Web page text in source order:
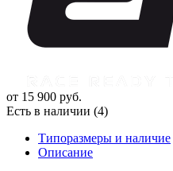
от 15 900 руб.
Есть в наличии (4)
Типоразмеры и наличие
Описание